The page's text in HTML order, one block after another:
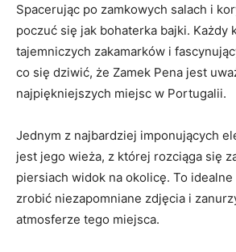
Spacerując ‌po zamkowych‍ salach i
poczuć się jak bohaterka bajki. Każdy
tajemniczych zakamarków i
co się dziwić, że Zamek Pena jest
najpiękniejszych miejsc w Portugalii.
Jednym z najbardziej imponujących
⁣jest jego wieża, z której rozciąga ⁣się
piersiach widok‌ na okolicę. To
zrobić niezapomniane zdjęcia i
atmosferze tego miejsca.